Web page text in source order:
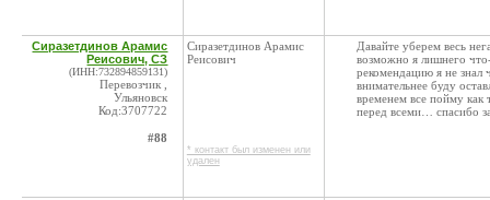
Сиразетдинов Арамис
Реисович, СЗ
(ИНН:732894859131)
Перевозчик ,
Ульяновск
Код:3707722
#88
Сиразетдинов Арамис
Реисович
* контакт был изменен или
удален
Давайте уберем весь
возможно я лишнего
рекомендацию я не знал
внимательнее буду
временем все пойму как
перед всеми… спасибо